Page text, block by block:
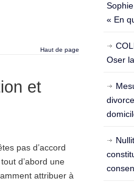
Haut de page
et
pas d’accord
d’abord une
attribuer à
« En
Oser